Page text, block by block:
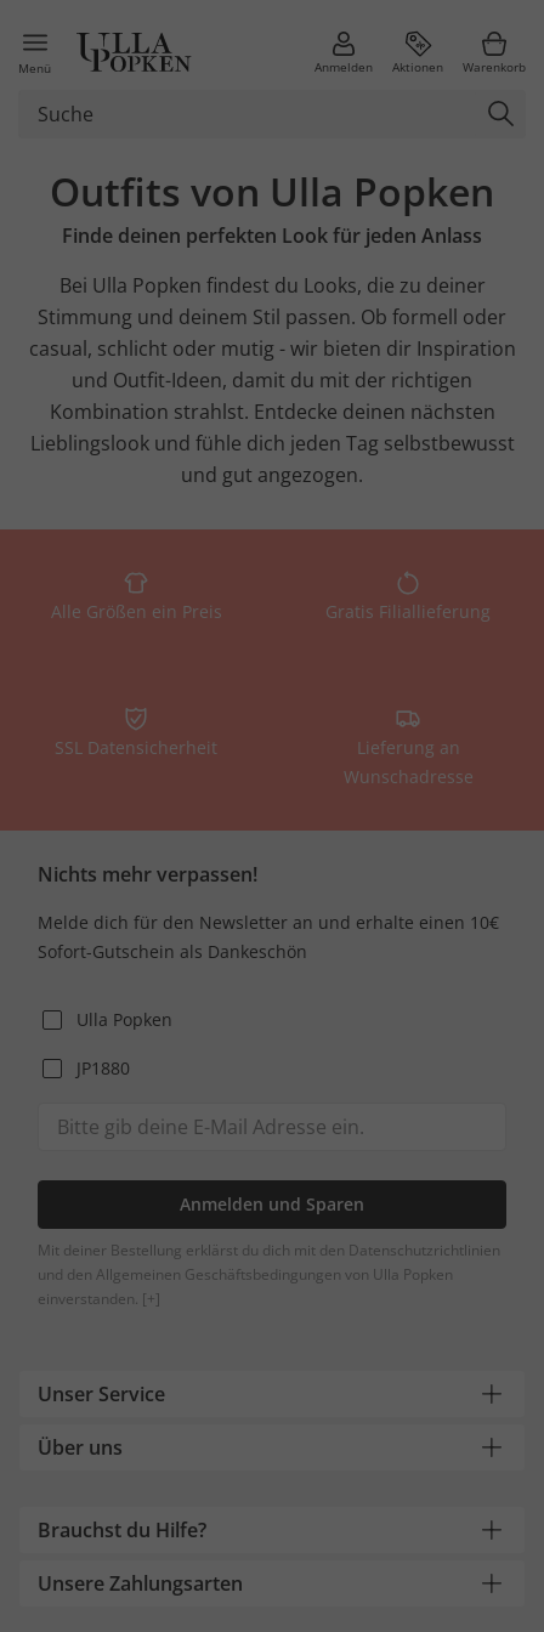
Menü Anmelden Aktionen Warenkorb
Outfits von Ulla Popken
Finde deinen perfekten Look für jeden Anlass
Bei Ulla Popken findest du Looks, die zu deiner
Stimmung und deinem Stil passen. Ob formell oder
casual, schlicht oder mutig - wir bieten dir Inspiration
und Outfit-Ideen, damit du mit der richtigen
Kombination strahlst. Entdecke deinen nächsten
Lieblingslook und fühle dich jeden Tag selbstbewusst
und gut angezogen.
Alle Größen ein Preis Gratis Filiallieferung
SSL Datensicherheit
Lieferung an
Wunschadresse
Nichts mehr verpassen!
Melde dich für den Newsletter an und erhalte einen 10€
Sofort-Gutschein als Dankeschön
Ulla Popken
JP1880
Anmelden und Sparen
Mit deiner Bestellung erklärst du dich mit den Datenschutzrichtlinien
und den Allgemeinen Geschäftsbedingungen von Ulla Popken
einverstanden. [+]
Unser Service
Über uns
Brauchst du Hilfe?
Unsere Zahlungsarten